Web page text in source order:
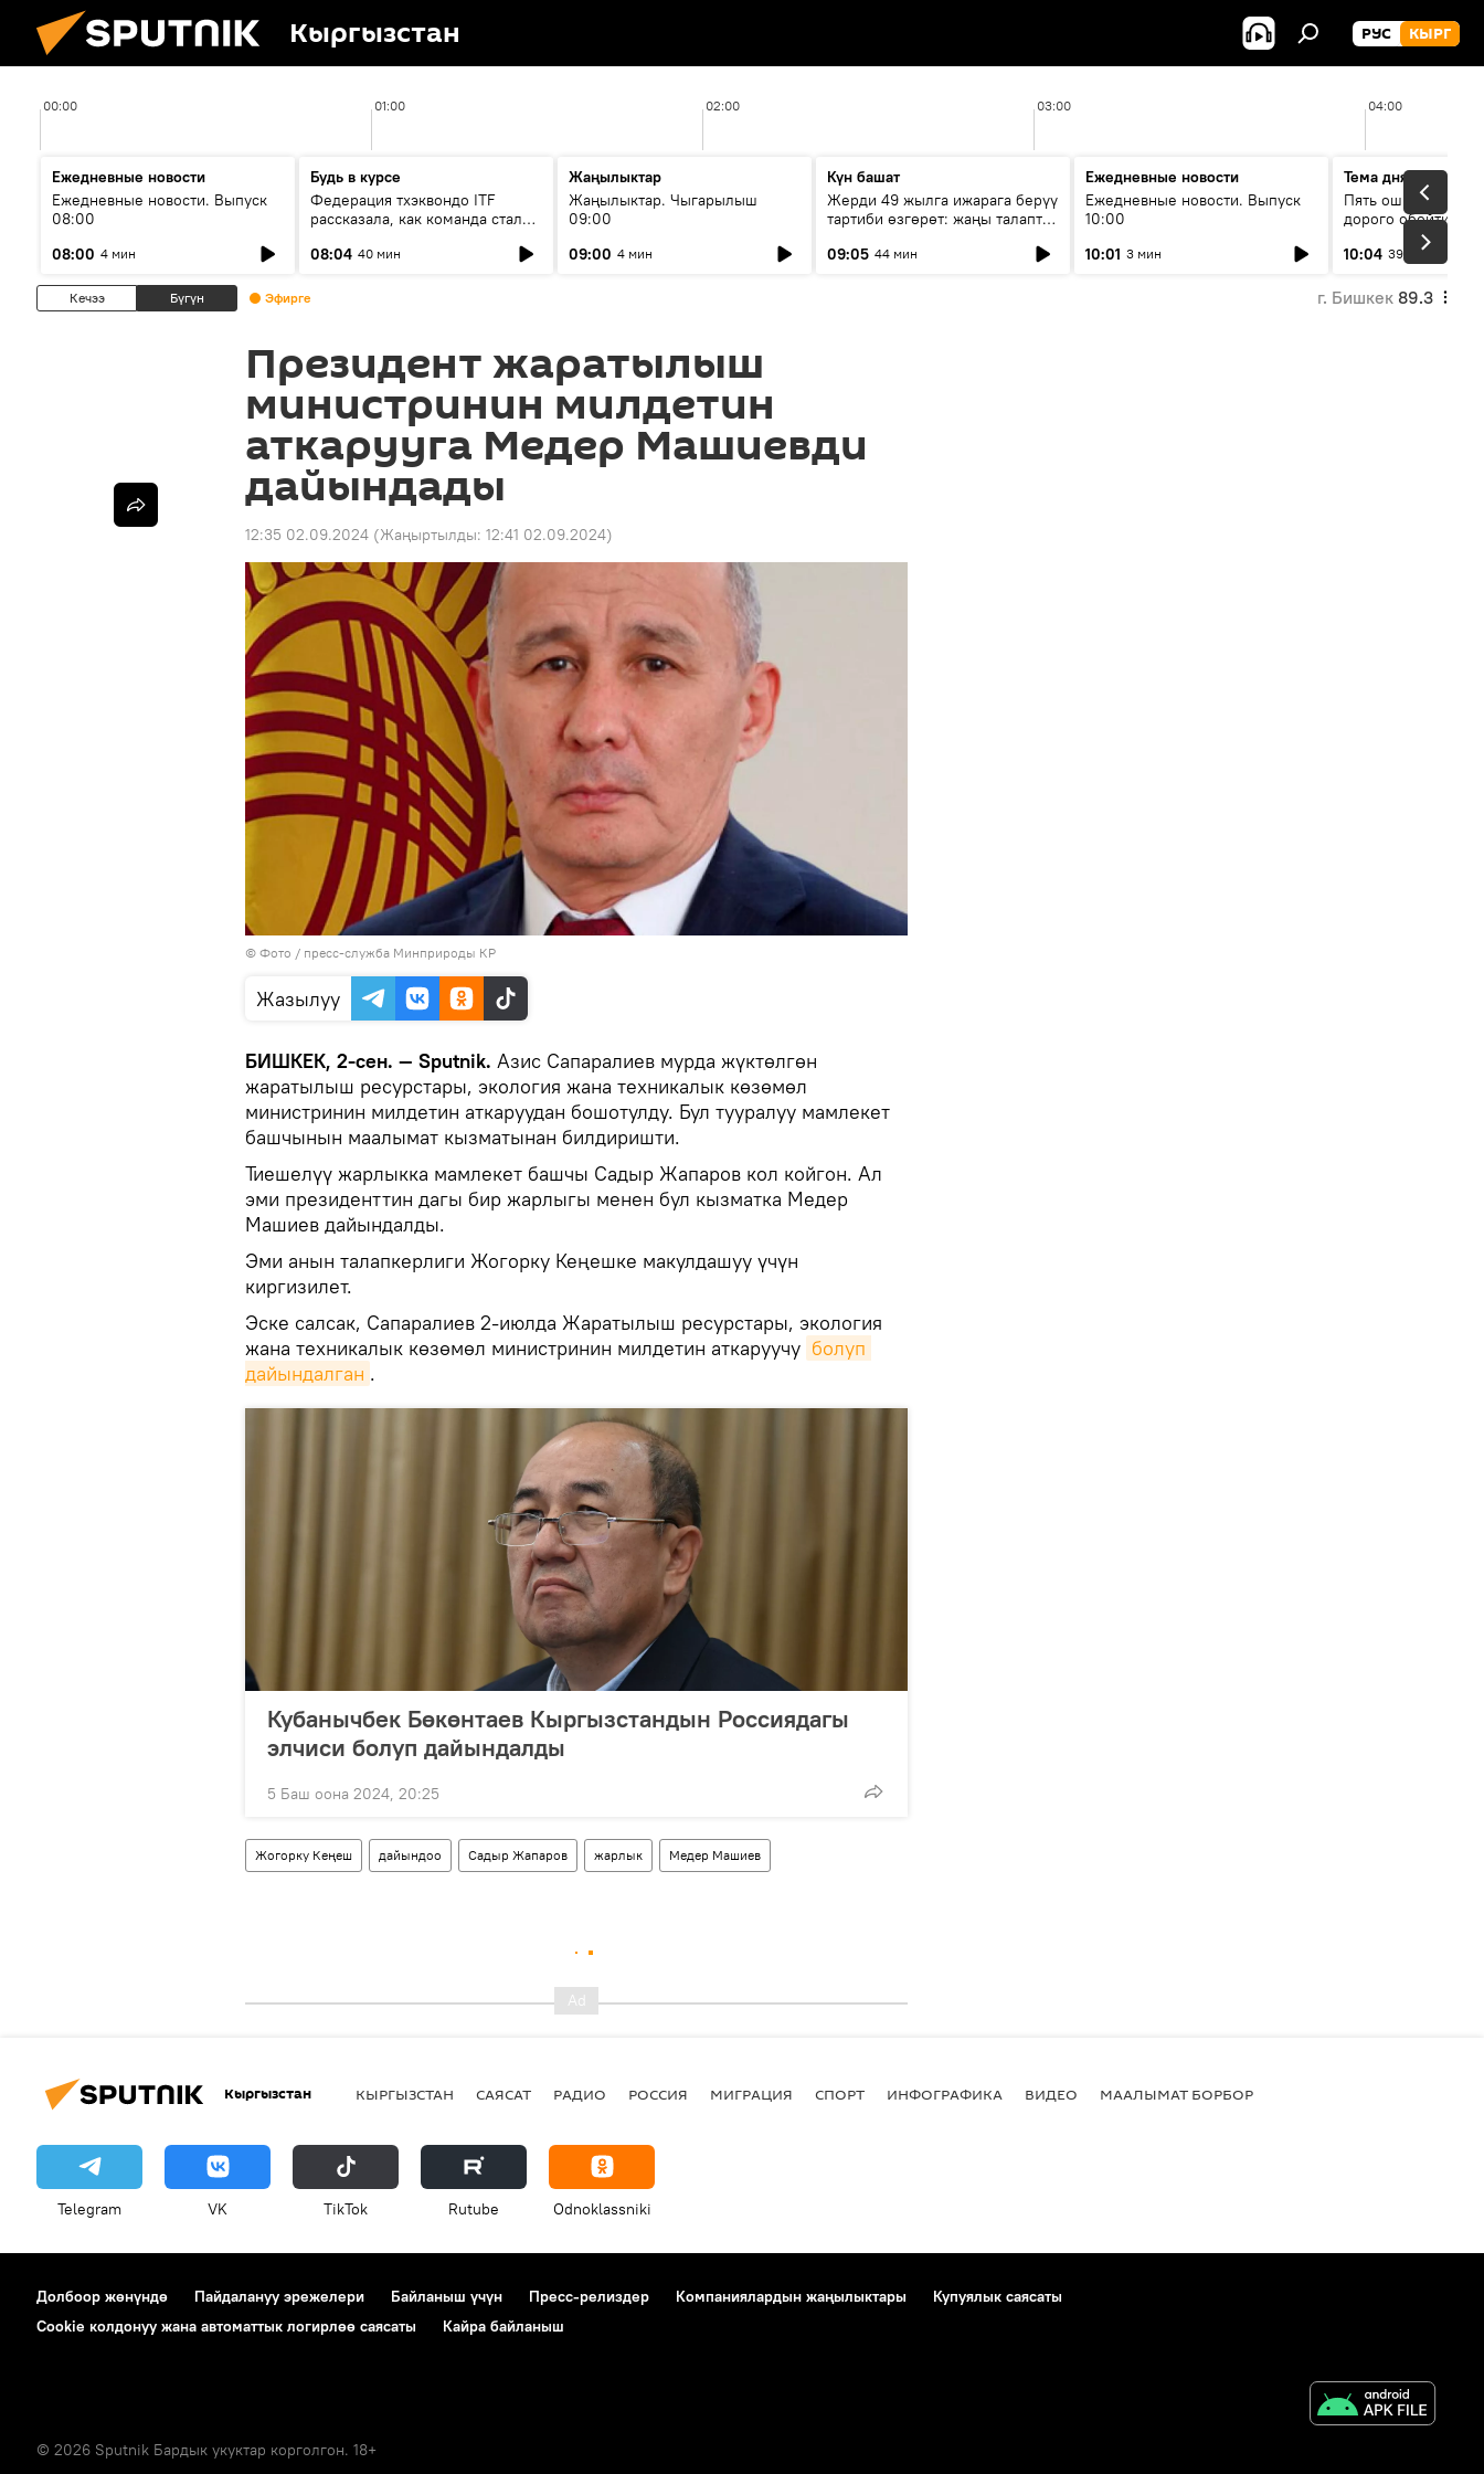
Кыргызстан РУС КЫРГ
00:00 01:00 02:00 03:00 04:00
Ежедневные новости
Ежедневные новости. Выпуск
08:00
08:00 4 мин
Будь в курсе
Федерация тхэквондо ITF
рассказала, как команда стала
08:04 40 мин
Жаңылыктар
Жаңылыктар. Чыгарылыш
09:00
09:00 4 мин
Күн башат
Жерди 49 жылга ижарага берүү
тартиби өзгөрөт: жаңы талаптар
09:05 44 мин
Ежедневные новости
Ежедневные новости. Выпуск
10:00
10:01 3 мин
Тема дня
Пять ошибок
дорого обойтись
10:04 39 мин
Кечээ Бүгүн Эфирге г. Бишкек 89.3
Президент жаратылыш
министринин милдетин
аткарууга Медер Машиевди
дайындады
12:35 02.09.2024 (Жаңыртылды: 12:41 02.09.2024)
© Фото / пресс-служба Минприроды КР
Жазылуу
БИШКЕК, 2-сен. — Sputnik. Азис Сапаралиев мурда жүктөлгөн
жаратылыш ресурстары, экология жана техникалык көзөмөл
министринин милдетин аткаруудан бошотулду. Бул тууралуу мамлекет
башчынын маалымат кызматынан билдиришти.
Тиешелүү жарлыкка мамлекет башчы Садыр Жапаров кол койгон. Ал
эми президенттин дагы бир жарлыгы менен бул кызматка Медер
Машиев дайындалды.
Эми анын талапкерлиги Жогорку Кеңешке макулдашуу үчүн
киргизилет.
Эске салсак, Сапаралиев 2-июлда Жаратылыш ресурстары, экология
жана техникалык көзөмөл министринин милдетин аткаруучу болуп
дайындалган .
Кубанычбек Бөкөнтаев Кыргызстандын Россиядагы
элчиси болуп дайындалды
5 Баш оона 2024, 20:25
Жогорку Кеңеш дайындоо Садыр Жапаров жарлык Медер Машиев
Кыргызстан КЫРГЫЗСТАН САЯСАТ РАДИО РОССИЯ МИГРАЦИЯ СПОРТ ИНФОГРАФИКА ВИДЕО МААЛЫМАТ БОРБОР
Telegram VK ТikТоk Rutube Odnoklassniki
Долбоор жөнүндө Пайдалануу эрежелери Байланыш үчүн Пресс-релиздер Компаниялардын жаңылыктары
Купуялык саясаты
Cookie колдонуу жана автоматтык логирлөө саясаты
Кайра байланыш
© 2026 Sputnik Бардык укуктар корголгон. 18+